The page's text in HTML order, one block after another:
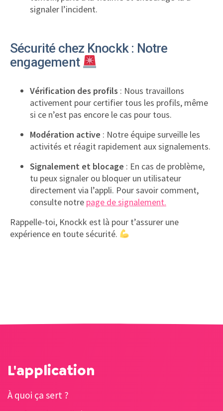
signaler l’incident.
Sécurité chez Knockk : Notre
engagement
Vérification des profils : Nous travaillons
activement pour certifier tous les profils, même
si ce n’est pas encore le cas pour tous.
Modération active : Notre équipe surveille les
activités et réagit rapidement aux signalements.
Signalement et blocage : En cas de problème,
tu peux signaler ou bloquer un utilisateur
directement via l’appli. Pour savoir comment,
consulte notre page de signalement.
Rappelle-toi, Knockk est là pour t’assurer une
expérience en toute sécurité.
L'application
À quoi ça sert ?